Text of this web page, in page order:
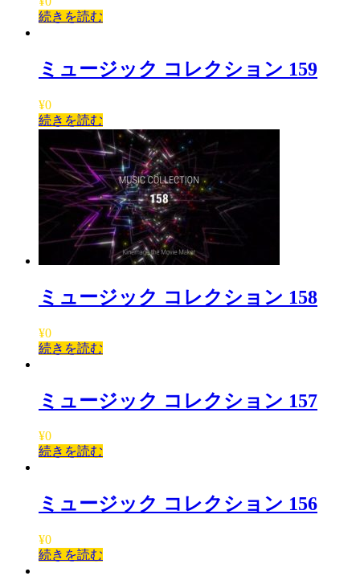
続きを読む
ミュージック コレクション 159
¥0
続きを読む
ミュージック コレクション 158
¥0
続きを読む
ミュージック コレクション 157
¥0
続きを読む
ミュージック コレクション 156
¥0
続きを読む